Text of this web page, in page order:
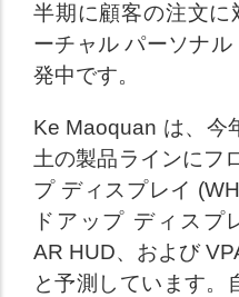
半期に顧客の注文
ーチャル パーソナ
発中です。
Ke Maoquan は、今
土の製品ラインにフ
プ ディスプレイ
ドアップ ディスプ
AR HUD、および
と予測しています。